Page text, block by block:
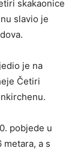
skakaonice
slavio je
je na
Četiri
pobjede u
a s